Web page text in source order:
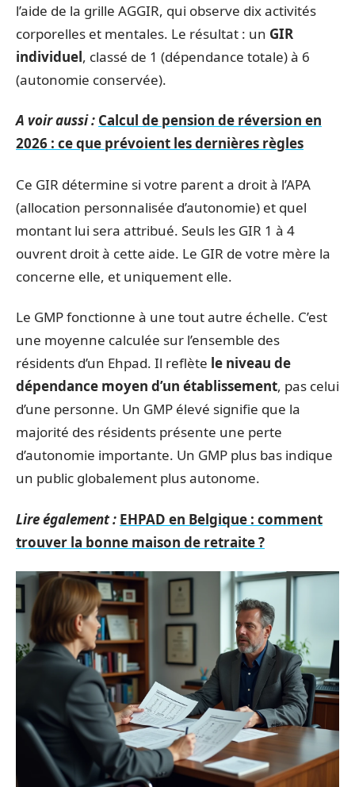
l’aide de la grille AGGIR, qui observe dix activités
corporelles et mentales. Le résultat : un GIR
individuel, classé de 1 (dépendance totale) à 6
(autonomie conservée).
A voir aussi : Calcul de pension de réversion en
2026 : ce que prévoient les dernières règles
Ce GIR détermine si votre parent a droit à l’APA
(allocation personnalisée d’autonomie) et quel
montant lui sera attribué. Seuls les GIR 1 à 4
ouvrent droit à cette aide. Le GIR de votre mère la
concerne elle, et uniquement elle.
Le GMP fonctionne à une tout autre échelle. C’est
une moyenne calculée sur l’ensemble des
résidents d’un Ehpad. Il reflète le niveau de
dépendance moyen d’un établissement, pas celui
d’une personne. Un GMP élevé signifie que la
majorité des résidents présente une perte
d’autonomie importante. Un GMP plus bas indique
un public globalement plus autonome.
Lire également : EHPAD en Belgique : comment
trouver la bonne maison de retraite ?